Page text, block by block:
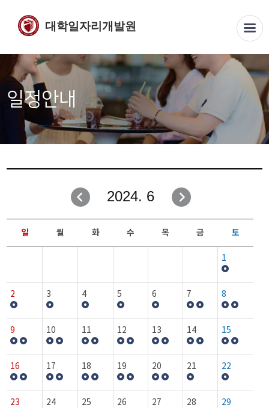
대학일자리개발원
일정안내
2024. 6
일 월 화 수 목 금 토
1
2 3 4 5 6 7 8
9 10 11 12 13 14 15
16 17 18 19 20 21 22
23 24 25 26 27 28 29